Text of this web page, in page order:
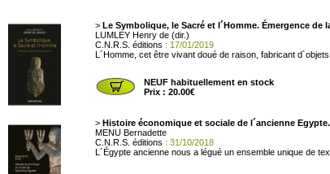
> Le Symbolique, le Sacré et l´Homme. Émergence de
LUMLEY Henry de (dir.)
C.N.R.S. éditions : 17/01/2019
L´Homme, cet être vivant doué de raison, fabricant
NEUF habituellement en stock
Prix : 20.00€
> Histoire économique et sociale de l´ancienne
MENU Bernadette
C.N.R.S. éditions : 31/10/2018
L´Égypte ancienne nous a légué un ensemble unique de